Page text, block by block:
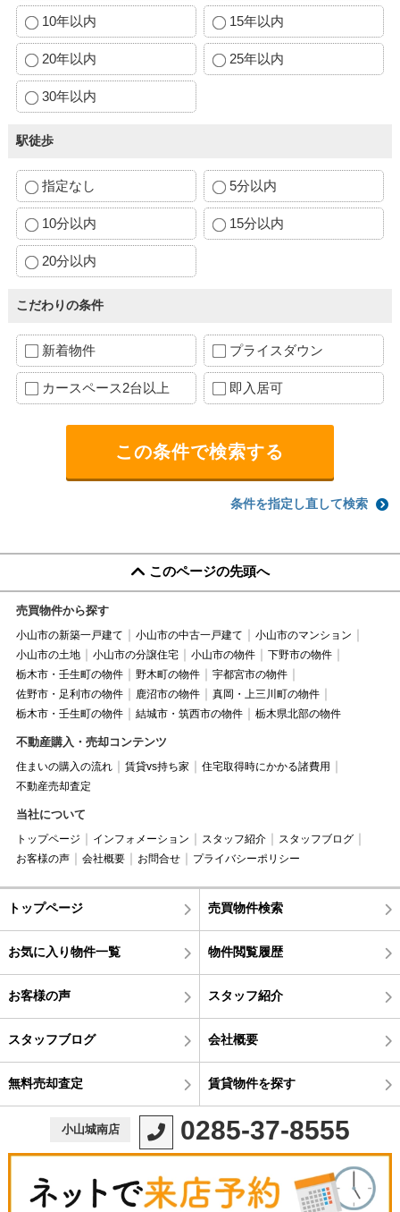
10年以内 15年以内
20年以内 25年以内
30年以内
駅徒歩
指定なし 5分以内
10分以内 15分以内
20分以内
こだわりの条件
新着物件 プライスダウン
カースペース2台以上 即入居可
条件を指定し直して検索
このページの先頭へ
売買物件から探す
小山市の新築一戸建て 小山市の中古一戸建て
小山市のマンション
小山市の土地
小山市の分譲住宅 小山市の物件
下野市の物件
栃木市・壬生町の物件
野木町の物件
宇都宮市の物件
佐野市・足利市の物件
鹿沼市の物件
真岡・上三川町の物件
栃木市・壬生町の物件
結城市・筑西市の物件 栃木県北部の物件
不動産購入・売却コンテンツ
住まいの購入の流れ 賃貸vs持ち家
住宅取得時にかかる諸費用
不動産売却査定
当社について
トップページ インフォメーション スタッフ紹介
スタッフブログ
お客様の声
会社概要 お問合せ プライバシーポリシー
トップページ 売買物件検索
お気に入り物件一覧 物件閲覧履歴
お客様の声 スタッフ紹介
スタッフブログ 会社概要
無料売却査定 賃貸物件を探す
小山城南店 0285-37-8555